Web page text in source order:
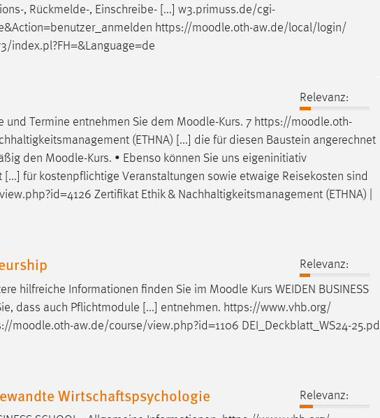
, Rückmelde-, Einschreibe- [...] w3.primuss.de/cgi-
https://moodle.oth-aw.de/local/login/
index.pl?FH=&Language=de
Relevanz:
und Termine entnehmen Sie dem Moodle-Kurs. 7 https://moodle.oth-
(ETHNA) [...] die für diesen Baustein angerechnet
den Moodle-Kurs. • Ebenso können Sie uns eigeninitiativ
für kostenpflichtige Veranstaltungen sowie etwaige Reisekosten sind
Zertifikat Ethik & Nachhaltigkeitsmanagement (ETHNA) |
Relevanz:
hilfreiche Informationen finden Sie im Moodle Kurs WEIDEN BUSINESS
dass auch Pflichtmodule [...] entnehmen. https://www.vhb.org/
moodle.oth-aw.de/course/view.php?id=1106 DEI_Deckblatt_WS24-
Wirtschaftspsychologie
Relevanz: